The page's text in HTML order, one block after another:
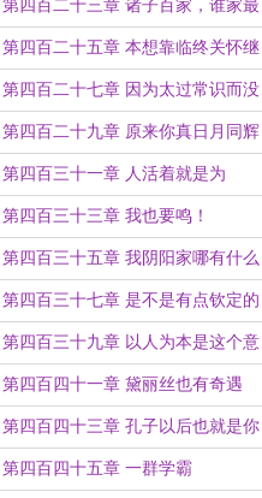
第四百二十三章 诸子百家，谁家最
衰？
第四百二十五章 本想靠临终关怀继
承遗产，没想到关怀活了……
第四百二十七章 因为太过常识而没
有收录
第四百二十九章 原来你真日月同辉
啊？
第四百三十一章 人活着就是为
了……
第四百三十三章 我也要鸣！
第四百三十五章 我阴阳家哪有什么
冯主历！
第四百三十七章 是不是有点钦定的
感觉
第四百三十九章 以人为本是这个意
思？
第四百四十一章 黛丽丝也有奇遇
第四百四十三章 孔子以后也就是你
了！
第四百四十五章 一群学霸